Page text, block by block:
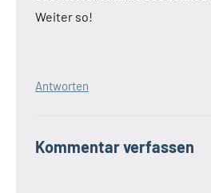
Weiter so!
Antworten
Kommentar verfassen